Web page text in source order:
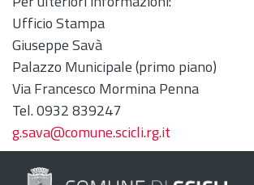
Ufficio Stampa
Giuseppe Savà
Palazzo Municipale (primo piano)
Via Francesco Mormina Penna
Tel. 0932 839247
g.sava@comune.scicli.rg.it